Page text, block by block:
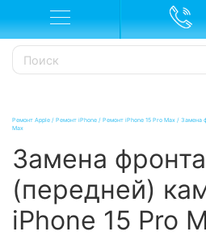
Ремонт Apple / Ремонт iPhone / Ремонт iPhone 15 Pro Max / Замена
Max
Замена
(передней)
iPhone 15 Pro